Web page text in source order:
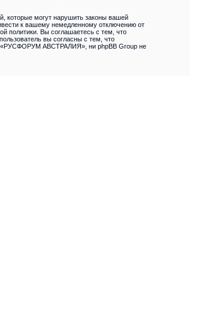
которые могут нарушить законы вашей
к вашему немедленному отключению от
политики. Вы соглашаетесь с тем, что
вы согласны с тем, что
«РУСФОРУМ АВСТРАЛИЯ», ни phpBB Group не